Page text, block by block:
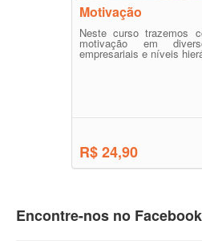
Motivação
Neste curso trazemos
motivação em
empresariais e níveis
R$ 24,90
Encontre-nos no Facebook